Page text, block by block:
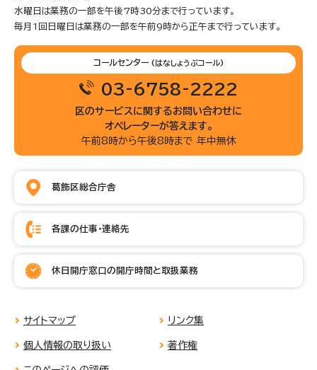
水曜日は業務の一部を午後7時30分まで行っています。
毎月1回日曜日は業務の一部を午前9時から正午まで行っています。
コールセンター (はなしょうぶコール)
03-6758-2222
区のサービスに関するお問い合わせに
オペレーターが答えます。
午前8時から午後8時まで 年中無休
葛飾区総合庁舎
各課の仕事・連絡先
休日開庁窓口の開庁時間と取扱業務
サイトマップ リンク集
個人情報の取り扱い 著作権